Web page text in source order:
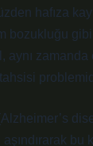
hafıza
bozukluğu
aynı
bu